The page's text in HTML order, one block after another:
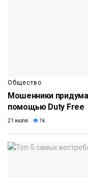
Общество
Мошенники
помощью Duty Free
21 июля 1k